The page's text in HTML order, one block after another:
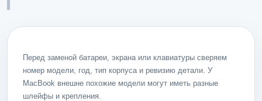
Перед заменой батареи, экрана или клавиатуры сверяем
номер модели, год, тип корпуса и ревизию детали. У
MacBook внешне похожие модели могут иметь разные
шлейфы и крепления.